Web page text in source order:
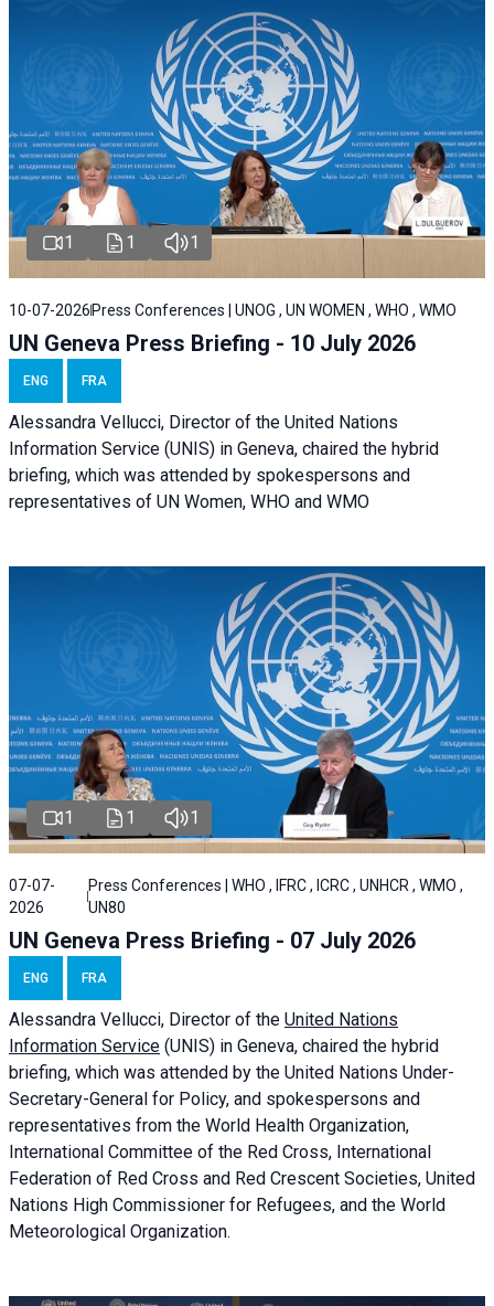
1 1 1
10-07-2026 Press Conferences | UNOG , UN WOMEN , WHO , WMO
UN Geneva Press Briefing - 10 July 2026
ENG FRA
Alessandra Vellucci, Director of the United Nations
Information Service (UNIS) in Geneva, chaired the hybrid
briefing, which was attended by spokespersons and
representatives of UN Women, WHO and WMO
1 1 1
07-07-
2026
Press Conferences | WHO , IFRC , ICRC , UNHCR , WMO ,
UN80
UN Geneva Press Briefing - 07 July 2026
ENG FRA
Alessandra Vellucci, Director of the United Nations
Information Service (UNIS) in Geneva, chaired the hybrid
briefing, which was attended by the United Nations Under-
Secretary-General for Policy, and spokespersons and
representatives from the World Health Organization,
International Committee of the Red Cross, International
Federation of Red Cross and Red Crescent Societies, United
Nations High Commissioner for Refugees, and the World
Meteorological Organization.